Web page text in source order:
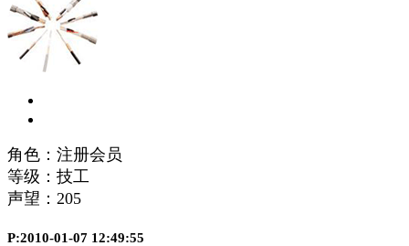
角色：注册会员
等级：技工
声望： 205
P:2010-01-07 12:49:55